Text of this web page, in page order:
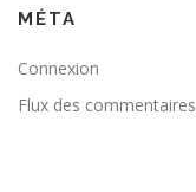
MÉTA
Connexion
Flux des commentaires